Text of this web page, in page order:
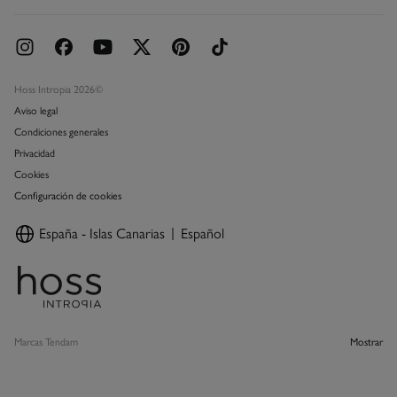
Hoss Intropia 2026©
Aviso legal
Condiciones generales
Privacidad
Cookies
Configuración de cookies
España - Islas Canarias Español
Marcas Tendam Mostrar